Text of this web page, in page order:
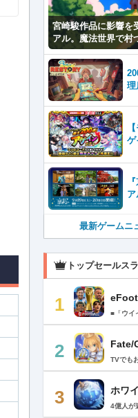
宮崎駿作品に影響を
アル。魔法世界で
日発売
理
ゲ
最新ゲームニ
トップセールス
1
2 Fate/
3 ホワ